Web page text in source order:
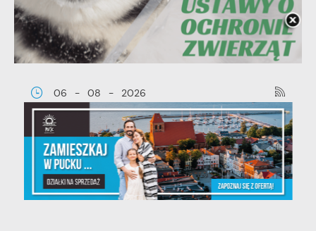
06 - 08 - 2026
Ustawa dotycząca ochrony zwięrząt
w zakresie utrzymania psów i kotów
- zmiany w przepisach.